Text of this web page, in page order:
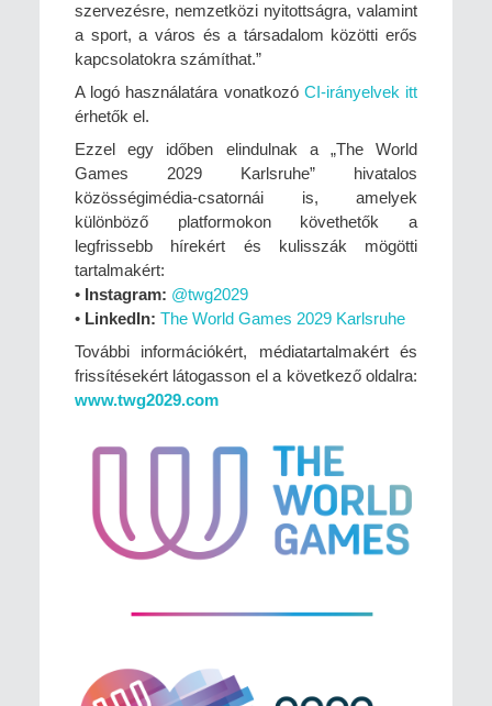
szervezésre, nemzetközi nyitottságra, valamint
a sport, a város és a társadalom közötti erős
kapcsolatokra számíthat.”
A logó használatára vonatkozó CI-irányelvek itt
érhetők el.
Ezzel egy időben elindulnak a „The World
Games 2029 Karlsruhe” hivatalos
közösségimédia-csatornái is, amelyek
különböző platformokon követhetők a
legfrissebb hírekért és kulisszák mögötti
tartalmakért:
• Instagram: @twg2029
• LinkedIn: The World Games 2029 Karlsruhe
További információkért, médiatartalmakért és
frissítésekért látogasson el a következő oldalra:
www.twg2029.com